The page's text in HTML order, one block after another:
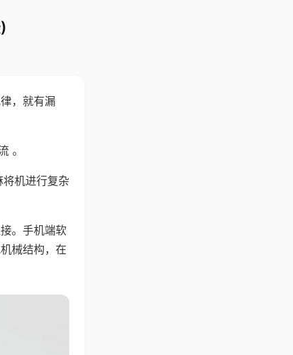
，就有漏
。
机进行复杂
。手机端软
械结构，在